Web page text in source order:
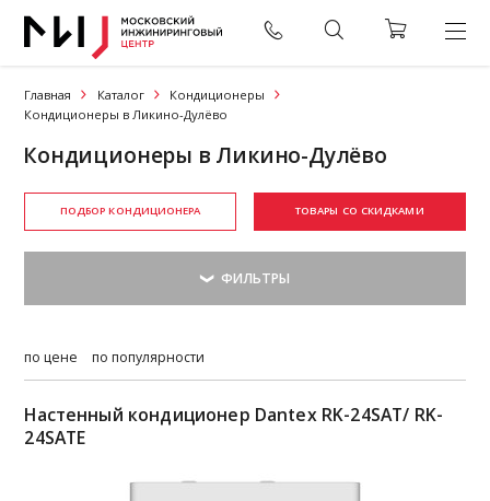
Главная Каталог
Кондиционеры
Кондиционеры в Ликино-Дулёво
Кондиционеры в Ликино-Дулёво
ПОДБОР КОНДИЦИОНЕРА ТОВАРЫ СО СКИДКАМИ
по цене по популярности
Настенный кондиционер Dantex RK-24SAT/ RK-
24SATE